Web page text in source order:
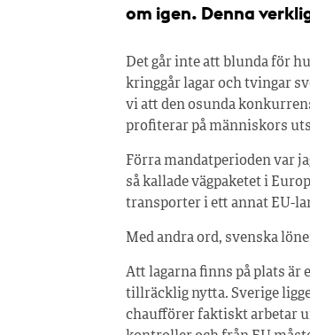
om igen. Denna
Det går inte att blunda för
kringgår lagar och tvingar
vi att den osunda
profiterar på människors
Förra mandatperioden var
så kallade vägpaketet i
transporter i ett annat EU-
Med andra ord, svenska
Att lagarna finns på plats är
tillräcklig nytta. Sverige
chaufförer faktiskt arbetar